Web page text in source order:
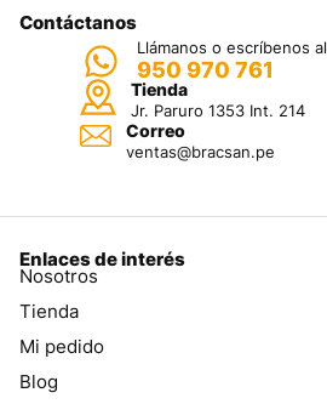
Contáctanos
Llámanos o escríbenos al
950 970 761
Tienda
Jr. Paruro 1353 Int. 214
Correo
ventas@bracsan.pe
Enlaces de interés
Nosotros
Tienda
Mi pedido
Blog